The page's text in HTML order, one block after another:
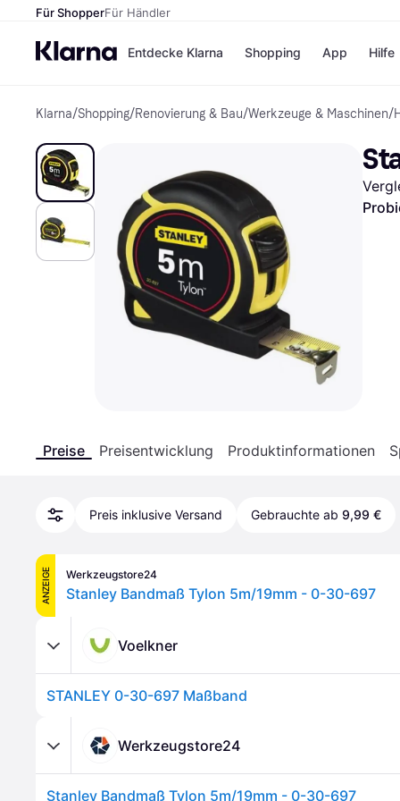
Für ShopperFür Händler
Entdecke Klarna
Zahlungsmethoden
Teilzahlungen
Bezahle in bis zu 30
Tagen
Ratenzahlung
Shopping
Shops
eBay
Temu
SHEIN
App Hilfe
Klarna/Shopping/Renovierung & Bau/Werkzeuge & Maschinen/
Preise Preisentwicklung Produktinformationen
Preis inklusive Versand Gebrauchte ab 9,99 €
ANZEIGE Werkzeugstore24
Stanley Bandmaß Tylon 5m/19mm - 0-30-697
Voelkner
STANLEY 0-30-697 Maßband
Werkzeugstore24
Stanley Bandmaß Tylon 5m/19mm - 0-30-697